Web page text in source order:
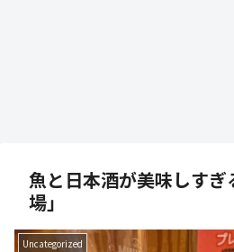
魚と日本酒が美味しす
場」
Uncategorized